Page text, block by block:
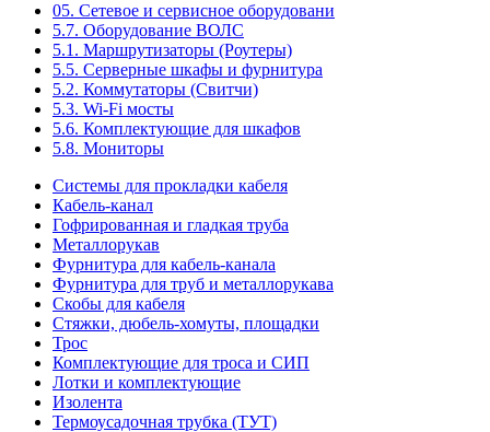
05. Сетевое и сервисное оборудовани
5.7. Оборудование ВОЛС
5.1. Маршрутизаторы (Роутеры)
5.5. Серверные шкафы и фурнитура
5.2. Коммутаторы (Свитчи)
5.3. Wi-Fi мосты
5.6. Комплектующие для шкафов
5.8. Мониторы
Системы для прокладки кабеля
Кабель-канал
Гофрированная и гладкая труба
Металлорукав
Фурнитура для кабель-канала
Фурнитура для труб и металлорукава
Скобы для кабеля
Стяжки, дюбель-хомуты, площадки
Трос
Комплектующие для троса и СИП
Лотки и комплектующие
Изолента
Термоусадочная трубка (ТУТ)